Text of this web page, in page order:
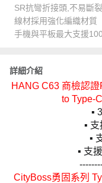
SR抗彎折接頭,不易斷裂
線材採用強化編織材質
手機與平板最大支援
詳細介紹
HANG C63 商檢認
to Type-
▪️
▪️
▪️
▪️ 支
CityBoss勇固系列